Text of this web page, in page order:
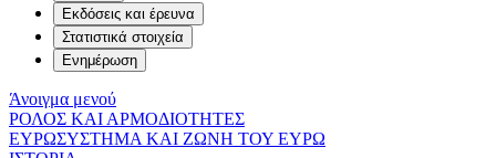
Εκδόσεις και έρευνα
Στατιστικά στοιχεία
Ενημέρωση
Άνοιγμα μενού
ΡΟΛΟΣ ΚΑΙ ΑΡΜΟΔΙΟΤΗΤΕΣ
ΕΥΡΩΣΥΣΤΗΜΑ ΚΑΙ ΖΩΝΗ ΤΟΥ ΕΥΡΩ